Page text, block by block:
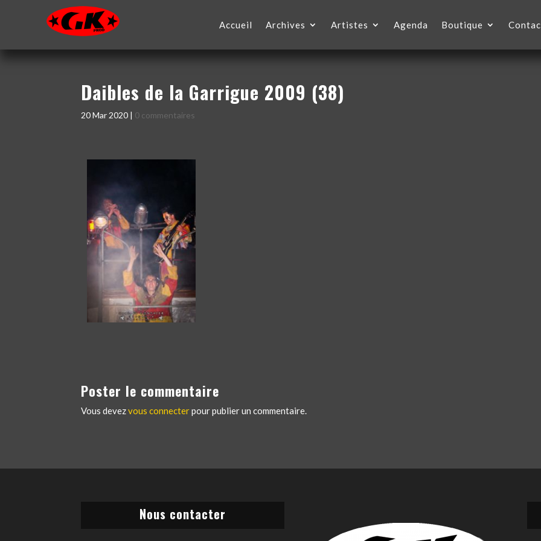
Accueil Archives Artistes Agenda Boutique
Daibles de la Garrigue 2009 (38)
20 Mar 2020 | 0 commentaires
Poster le commentaire
Vous devezvous connecterpour publier un commentaire.
Nous contacter